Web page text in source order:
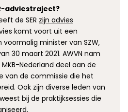
adviestraject?
de SER zijn advies
komt voort uit een
minister van SZW,
30 maart 2021. AWVN nam
Nederland deel aan de
van de commissie die het
Ook zijn diverse leden van
bij de praktijksessies die